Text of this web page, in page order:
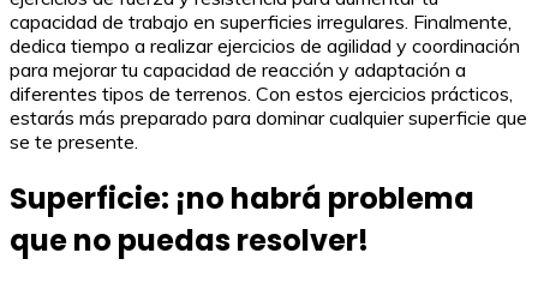
capacidad de trabajo en superficies irregulares. Finalmente,
dedica tiempo a realizar ejercicios de agilidad y coordinación
para mejorar tu capacidad de reacción y adaptación a
diferentes tipos de terrenos. Con estos ejercicios prácticos,
estarás más preparado para dominar cualquier superficie que
se te presente.
Superficie: ¡no habrá problema
que no puedas resolver!